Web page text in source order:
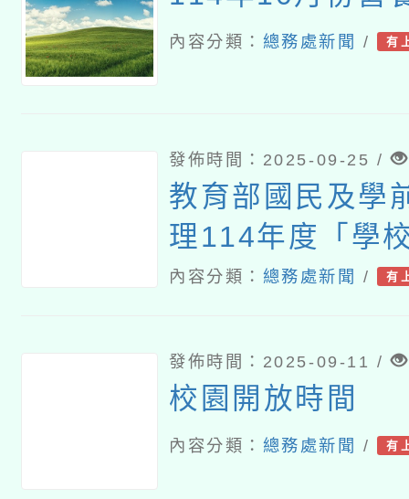
內容分類： 總務處新聞 / 有
發佈時間：2025-09-25 /
教育部國民及學
理114年度「學
健康飲食（食農
踴躍報名參加
內容分類： 總務處新聞 / 有
發佈時間：2025-09-11 /
校園開放時間
內容分類： 總務處新聞 / 有